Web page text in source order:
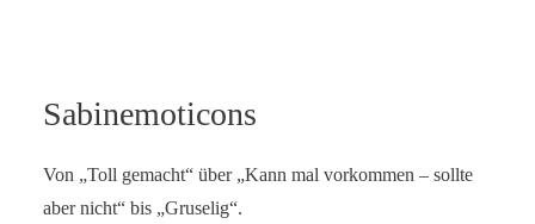
Sabinemoticons
Von „Toll gemacht“ über „Kann mal vorkommen – sollte
aber nicht“ bis „Gruselig“.